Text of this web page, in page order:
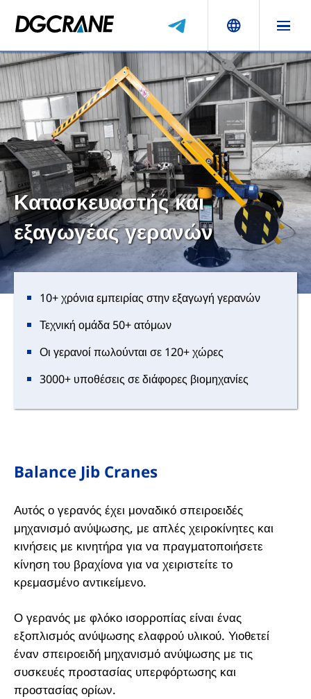
Κατασκευαστής και
εξαγωγέας γερανών
10+ χρόνια εμπειρίας στην εξαγωγή γερανών
Τεχνική ομάδα 50+ ατόμων
Οι γερανοί πωλούνται σε 120+ χώρες
3000+ υποθέσεις σε διάφορες βιομηχανίες
Balance Jib Cranes
Αυτός ο γερανός έχει μοναδικό σπειροειδές
μηχανισμό ανύψωσης, με απλές χειροκίνητες και
κινήσεις με κινητήρα για να πραγματοποιήσετε
κίνηση του βραχίονα για να χειριστείτε το
κρεμασμένο αντικείμενο.
Ο γερανός με φλόκο ισορροπίας είναι ένας
εξοπλισμός ανύψωσης ελαφρού υλικού. Υιοθετεί
έναν σπειροειδή μηχανισμό ανύψωσης με τις
συσκευές προστασίας υπερφόρτωσης και
προστασίας ορίων.